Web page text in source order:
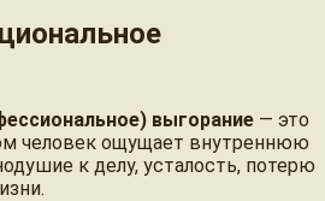
выгорание — это
человек ощущает внутреннюю
к делу, усталость, потерю